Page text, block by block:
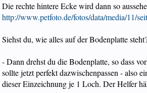
Die rechte hintere Ecke wird dann so
http://www.petfoto.de/fotos/data/media/11/
Siehst du, wie alles auf der Bodenplatte
- Dann drehst du die Bodenplatte, so dass
sollte jetzt perfekt dazwischenpassen - also
dieser Einzeichnung je 1 Loch. Der Helfer